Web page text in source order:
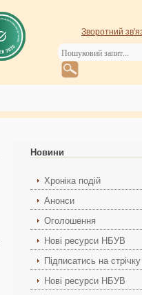
Зворотний
Новини
Хроніка подій
Анонси
Оголошення
Нові ресурси НБУВ
Підписатись на
Нові ресурси НБУВ